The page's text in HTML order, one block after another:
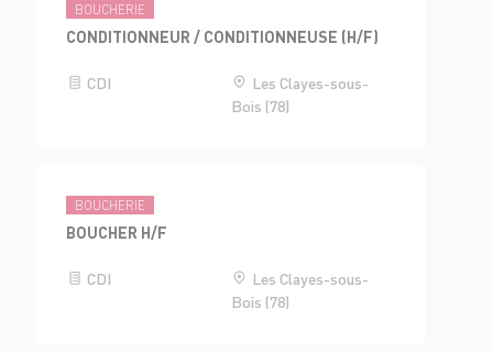
BOUCHERIE
CONDITIONNEUR / CONDITIONNEUSE (H/F)
CDI
Les Clayes-sous-
Bois (78)
BOUCHERIE
BOUCHER H/F
CDI
Les Clayes-sous-
Bois (78)